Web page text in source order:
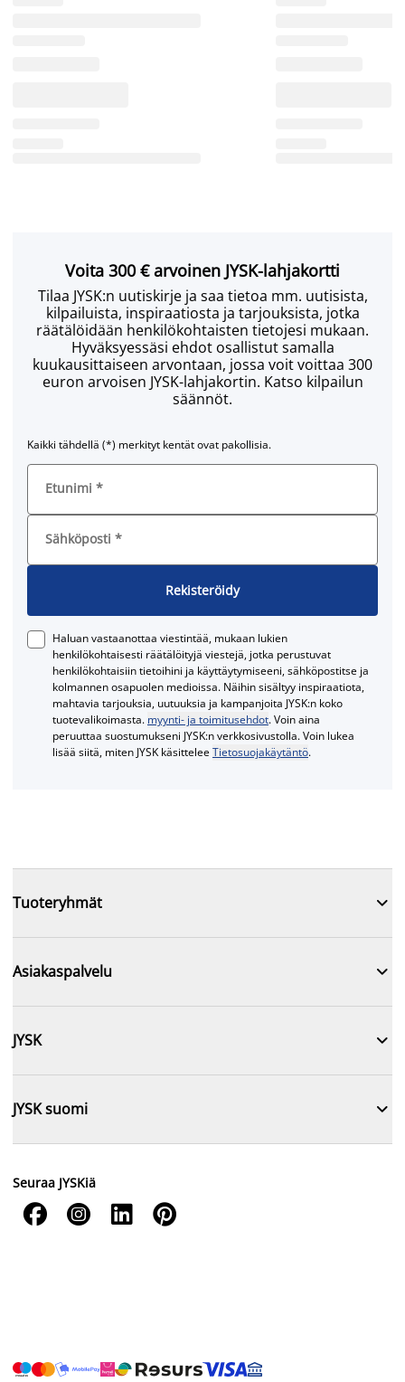
Voita 300 € arvoinen JYSK-lahjakortti
Tilaa JYSK:n uutiskirje ja saa tietoa mm. uutisista,
kilpailuista, inspiraatiosta ja tarjouksista, jotka
räätälöidään henkilökohtaisten tietojesi mukaan.
Hyväksyessäsi ehdot osallistut samalla
kuukausittaiseen arvontaan, jossa voit voittaa 300
euron arvoisen JYSK-lahjakortin. Katso kilpailun
säännöt.
Kaikki tähdellä (*) merkityt kentät ovat pakollisia.
Etunimi *
Sähköposti *
Rekisteröidy
Haluan vastaanottaa viestintää, mukaan lukien
henkilökohtaisesti räätälöityjä viestejä, jotka perustuvat
henkilökohtaisiin tietoihini ja käyttäytymiseeni, sähköpostitse ja
kolmannen osapuolen medioissa. Näihin sisältyy inspiraatiota,
mahtavia tarjouksia, uutuuksia ja kampanjoita JYSK:n koko
tuotevalikoimasta. myynti- ja toimitusehdot. Voin aina
peruuttaa suostumukseni JYSK:n verkkosivustolla. Voin lukea
lisää siitä, miten JYSK käsitteleeTietosuojakäytäntö.
Tuoteryhmät 
Asiakaspalvelu 
JYSK 
JYSK suomi 
Seuraa JYSKiä
   